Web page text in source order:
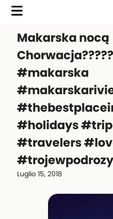
Makarska nocą
#makarska
#holidays
#travelers
Luglio 15, 2018